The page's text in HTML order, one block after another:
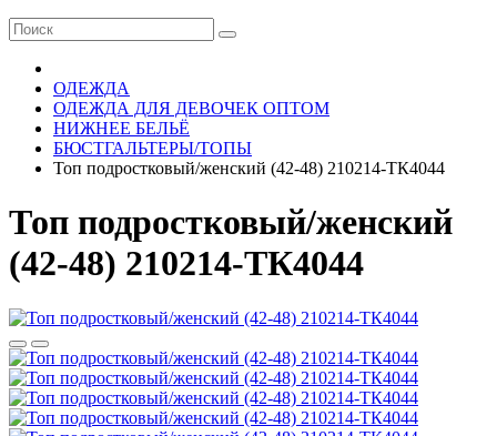
ОДЕЖДА
ОДЕЖДА ДЛЯ ДЕВОЧЕК ОПТОМ
НИЖНЕЕ БЕЛЬЁ
БЮСТГАЛЬТЕРЫ/ТОПЫ
Топ подростковый/женский (42-48) 210214-ТК4044
Топ подростковый/женский
(42-48) 210214-ТК4044